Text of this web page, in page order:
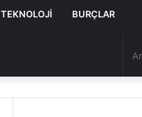
TEKNOLOJI BURÇLAR